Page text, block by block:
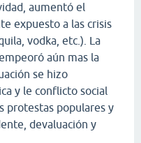
aumentó el
expuesto a las crisis
vodka, etc.). La
aún mas la
se hizo
y le conflicto social
protestas populares y
devaluación y